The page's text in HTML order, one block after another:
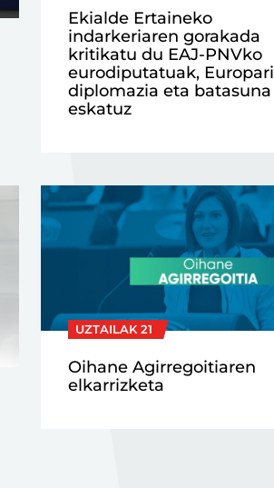
Ekialde Ertaineko
indarkeriaren gorakada
kritikatu du EAJ-PNVko
eurodiputatuak, Europari
diplomazia eta batasuna
eskatuz
UZTAILAK 21
Oihane Agirregoitiaren
elkarrizketa